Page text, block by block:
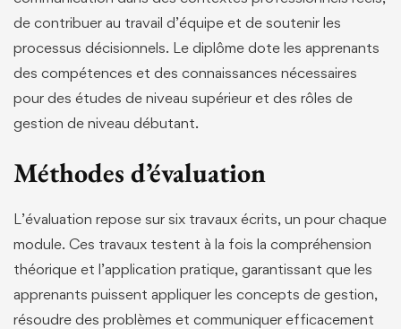
de contribuer au travail d’équipe et de soutenir les
processus décisionnels. Le diplôme dote les apprenants
des compétences et des connaissances nécessaires
pour des études de niveau supérieur et des rôles de
gestion de niveau débutant.
Méthodes d’évaluation
L’évaluation repose sur six travaux écrits, un pour chaque
module. Ces travaux testent à la fois la compréhension
théorique et l’application pratique, garantissant que les
apprenants puissent appliquer les concepts de gestion,
résoudre des problèmes et communiquer efficacement